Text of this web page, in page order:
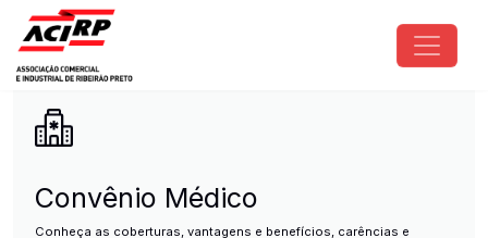
Pular para o conteúdo principal
ACIRP - Associação Comercial
Convênio Médico
Conheça as coberturas, vantagens e benefícios, carências e